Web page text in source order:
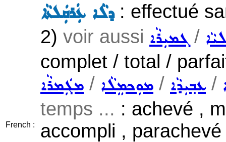
French :
ܕܠܵܐ ܥܲܪܩܲܠܬܵܐ: effectué
2) voir aussi ܓܡܝܼܪܵܐ /
complet / total /
ܡܓܲܡܪܵܐ / ܡܘܼܟܡܸܠܵܐ / ܥܒ݂ܝܼܕܵܐ /
temps ... : achevé ,
accompli ,